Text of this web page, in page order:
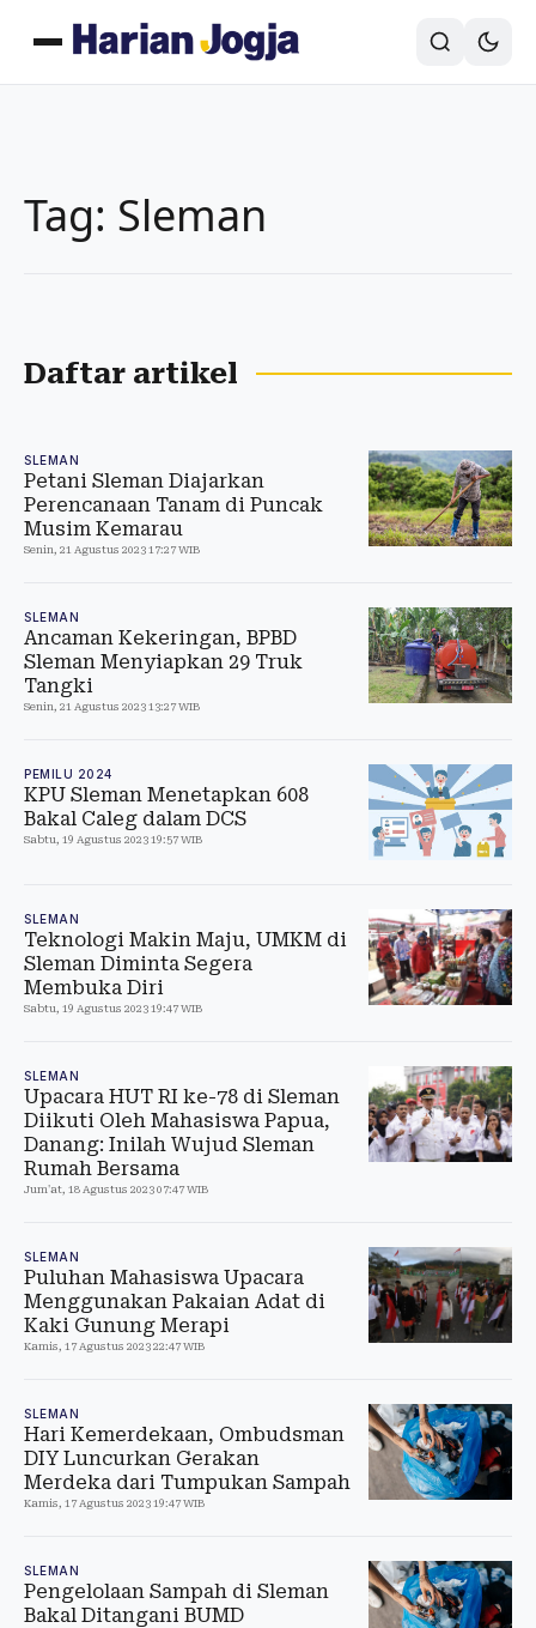
Tag: Sleman
Daftar artikel
SLEMAN
Petani Sleman Diajarkan
Perencanaan Tanam di Puncak
Musim Kemarau
Senin, 21 Agustus 2023 17:27 WIB
SLEMAN
Ancaman Kekeringan, BPBD
Sleman Menyiapkan 29 Truk
Tangki
Senin, 21 Agustus 2023 13:27 WIB
PEMILU 2024
KPU Sleman Menetapkan 608
Bakal Caleg dalam DCS
Sabtu, 19 Agustus 2023 19:57 WIB
SLEMAN
Teknologi Makin Maju, UMKM di
Sleman Diminta Segera
Membuka Diri
Sabtu, 19 Agustus 2023 19:47 WIB
SLEMAN
Upacara HUT RI ke-78 di Sleman
Diikuti Oleh Mahasiswa Papua,
Danang: Inilah Wujud Sleman
Rumah Bersama
Jum'at, 18 Agustus 2023 07:47 WIB
SLEMAN
Puluhan Mahasiswa Upacara
Menggunakan Pakaian Adat di
Kaki Gunung Merapi
Kamis, 17 Agustus 2023 22:47 WIB
SLEMAN
Hari Kemerdekaan, Ombudsman
DIY Luncurkan Gerakan
Merdeka dari Tumpukan Sampah
Kamis, 17 Agustus 2023 19:47 WIB
SLEMAN
Pengelolaan Sampah di Sleman
Bakal Ditangani BUMD